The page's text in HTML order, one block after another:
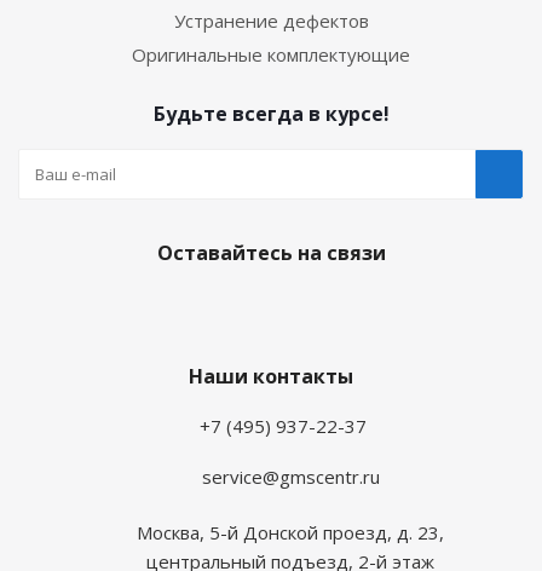
Устранение дефектов
Оригинальные комплектующие
Будьте всегда в курсе!
Оставайтесь на связи
Наши контакты
+7 (495) 937-22-37
service@gmscentr.ru
Москва, 5-й Донской проезд, д. 23,
центральный подъезд, 2-й этаж